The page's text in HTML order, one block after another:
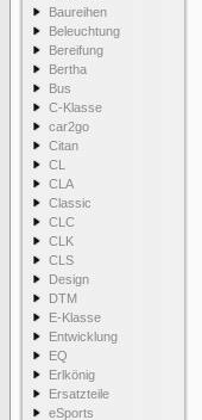
Baureihen
Beleuchtung
Bereifung
Bertha
Bus
C-Klasse
car2go
Citan
CL
CLA
Classic
CLC
CLK
CLS
Design
DTM
E-Klasse
Entwicklung
EQ
Erlkönig
Ersatzteile
eSports